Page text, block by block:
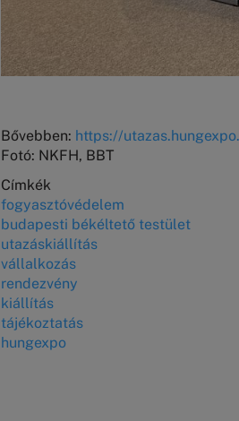
Bővebben: https://
Fotó: NKFH, BBT
Címkék
fogyasztóvédelem
budapesti békéltető testület
utazáskiállítás
vállalkozás
rendezvény
kiállítás
tájékoztatás
hungexpo